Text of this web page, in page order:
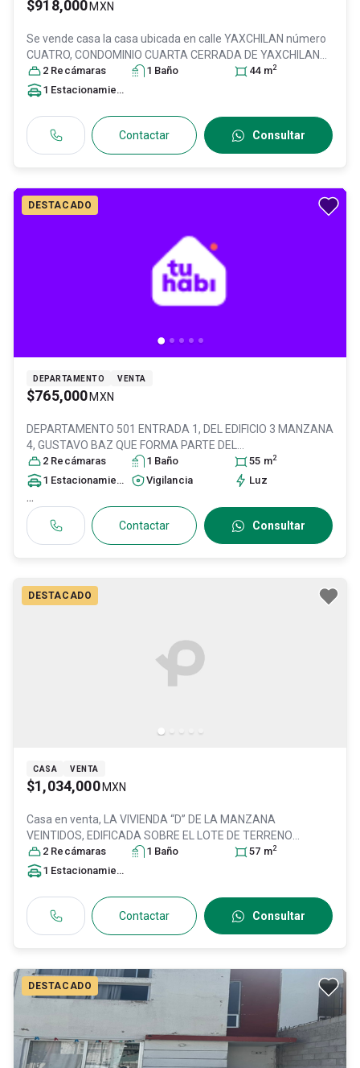
$918,000 MXN
Se vende casa la casa ubicada en calle YAXCHILAN número
CUATRO, CONDOMINIO CUARTA CERRADA DE YAXCHILAN
número DOS,, Col. Ampliación San Pablo de las Salinas,
Tultitlán, México, México
2 Recámaras 1 Baño 44 m2
1 Estacionamiento
Contactar Consultar
DESTACADO
DEPARTAMENTO VENTA
$765,000 MXN
DEPARTAMENTO 501 ENTRADA 1, DEL EDIFICIO 3 MANZANA
4, GUSTAVO BAZ QUE FORMA PARTE DEL
FRACCIONAMIENT, Col. Casitas San Pablo,Tultitlán
México, C.P. 54935 , ID:31004634
2 Recámaras 1 Baño 55 m2
1 Estacionamiento Vigilancia Luz
...
Contactar Consultar
DESTACADO
CASA VENTA
$1,034,000 MXN
Casa en venta,
LA VIVIENDA “D” DE LA MANZANA
VEINTIDOS, EDIFICADA SOBRE EL LOTE DE TERRENO
NUMERO TRES DEL CONJUNTO, Col. Los Agaves Tultitlán,
Tultitlán, México, México
2 Recámaras 1 Baño 57 m2
1 Estacionamiento
Contactar Consultar
DESTACADO